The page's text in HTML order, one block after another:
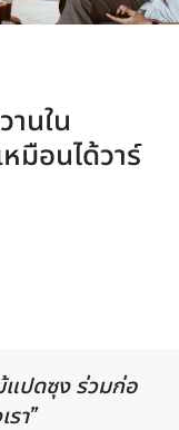
านใน
มือนได้วาร์
แปดซุง ร่วมก่อ
รา”